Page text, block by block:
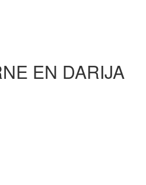
EN DARIJA